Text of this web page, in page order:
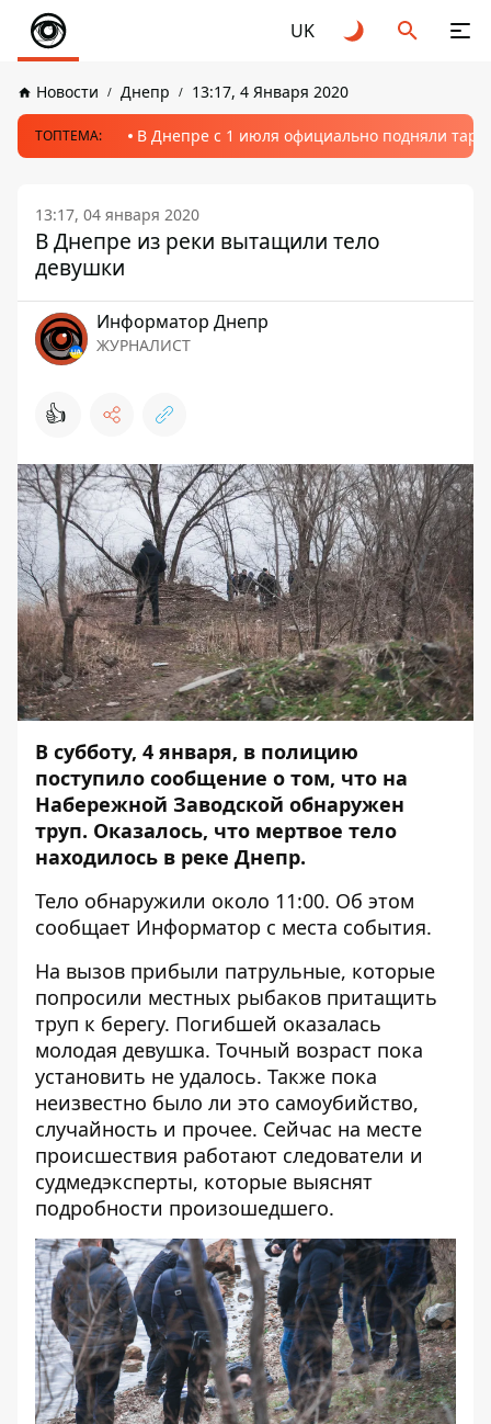
UK
Новости Днепр 13:17, 4 Января 2020
ТОПТЕМА: В Днепре с 1 июля официально подняли
13:17, 04 января 2020
В Днепре из реки вытащили тело
девушки
Информатор Днепр
ЖУРНАЛИСТ
👍
В субботу, 4 января, в полицию
поступило сообщение о том, что на
Набережной Заводской обнаружен
труп. Оказалось, что мертвое тело
находилось в реке Днепр.
Тело обнаружили около 11:00. Об этом
сообщает Информатор с места события.
На вызов прибыли патрульные, которые
попросили местных рыбаков притащить
труп к берегу. Погибшей оказалась
молодая девушка. Точный возраст пока
установить не удалось. Также пока
неизвестно было ли это самоубийство,
случайность и прочее. Сейчас на месте
происшествия работают следователи и
судмедэксперты, которые выяснят
подробности произошедшего.